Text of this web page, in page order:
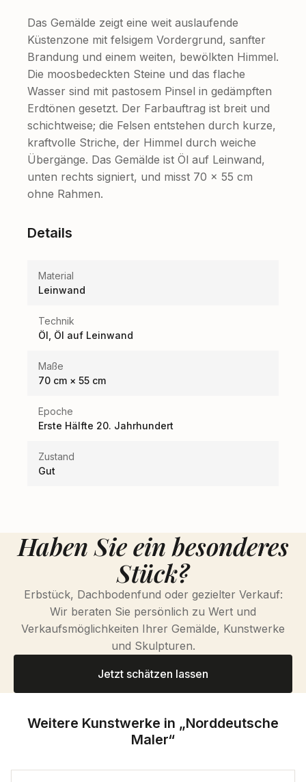
Das Gemälde zeigt eine weit auslaufende
Küstenzone mit felsigem Vordergrund, sanfter
Brandung und einem weiten, bewölkten Himmel.
Die moosbedeckten Steine und das flache
Wasser sind mit pastosem Pinsel in gedämpften
Erdtönen gesetzt. Der Farbauftrag ist breit und
schichtweise; die Felsen entstehen durch kurze,
kraftvolle Striche, der Himmel durch weiche
Übergänge. Das Gemälde ist Öl auf Leinwand,
unten rechts signiert, und misst 70 × 55 cm
ohne Rahmen.
Details
Material
Leinwand
Technik
Öl, Öl auf Leinwand
Maße
70 cm × 55 cm
Epoche
Erste Hälfte 20. Jahrhundert
Zustand
Gut
Haben Sie ein besonderes
Stück?
Erbstück, Dachbodenfund oder gezielter Verkauf:
Wir beraten Sie persönlich zu Wert und
Verkaufsmöglichkeiten Ihrer Gemälde, Kunstwerke
und Skulpturen.
Jetzt schätzen lassen
Weitere Kunstwerke in „Norddeutsche
Maler“